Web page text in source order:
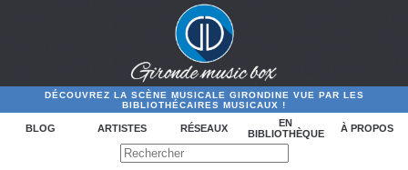
DÉCOUVREZ LA SCÈNE MUSICALE GIRONDINE VUE PAR LES
BIBLIOTHÉCAIRES MUSICAUX !
BLOG ARTISTES RÉSEAUX
EN
BIBLIOTHÈQUE
À PROPOS